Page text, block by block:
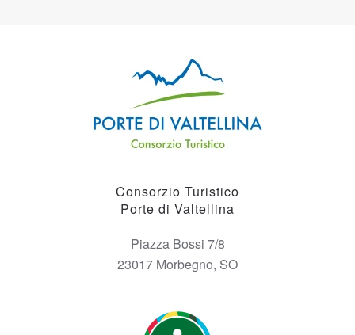
Consorzio Turistico
Porte di Valtellina
Piazza Bossi 7/8
23017 Morbegno, SO